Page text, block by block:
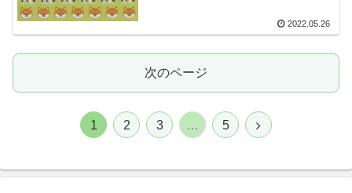
2022.05.26
次のページ
1 2 3 … 5